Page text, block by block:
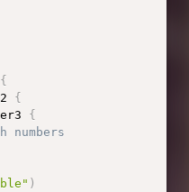
{
{
{
numbers
)